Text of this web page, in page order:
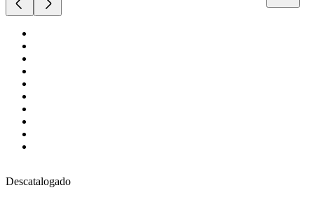
Descatalogado